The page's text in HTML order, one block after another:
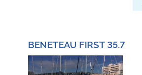
BENETEAU FIRST 35.7